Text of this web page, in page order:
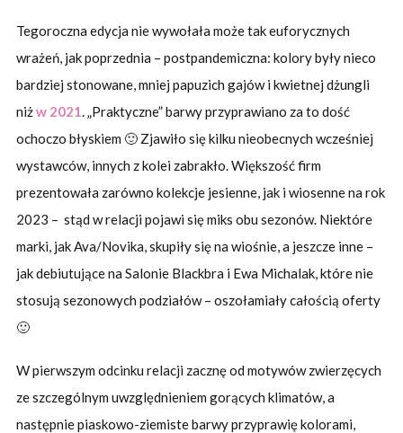
Tegoroczna edycja nie wywołała może tak euforycznych
wrażeń, jak poprzednia – postpandemiczna: kolory były nieco
bardziej stonowane, mniej papuzich gajów i kwietnej dżungli
niżw 2021. „Praktyczne” barwy przyprawiano za to dość
ochoczo błyskiem 🙂 Zjawiło się kilku nieobecnych wcześniej
wystawców, innych z kolei zabrakło. Większość firm
prezentowała zarówno kolekcje jesienne, jak i wiosenne na rok
2023 – stąd w relacji pojawi się miks obu sezonów. Niektóre
marki, jak Ava/Novika, skupiły się na wiośnie, a jeszcze inne –
jak debiutujące na Salonie Blackbra i Ewa Michalak, które nie
stosują sezonowych podziałów – oszołamiały całością oferty
🙂
W pierwszym odcinku relacji zacznę od motywów zwierzęcych
ze szczególnym uwzględnieniem gorących klimatów, a
następnie piaskowo-ziemiste barwy przyprawię kolorami,